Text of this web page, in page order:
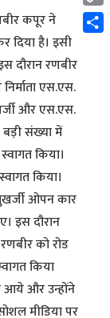
कपूर ने
दिया है। इसी
दौरान रणबीर
एस.एस.
और एस.एस.
बड़ी संख्या में
किया।
किया।
ओपन कार
इस दौरान
को रोड
किया
आये और उन्होंने
मीडिया पर
Copy
Link